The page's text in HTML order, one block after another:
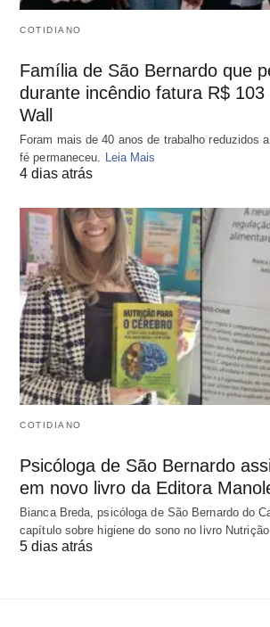
COTIDIANO
Família de São Bernardo que
durante incêndio fatura R$ 103
Wall
Foram mais de 40 anos de trabalho reduzidos
fé permaneceu. Leia Mais
4 dias atrás
COTIDIANO
Psicóloga de São Bernardo
em novo livro da Editora
Bianca Breda, psicóloga de São Bernardo do
capítulo sobre higiene do sono no livro
5 dias atrás